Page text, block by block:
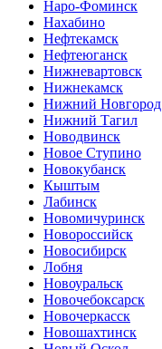
Наро-Фоминск
Нахабино
Нефтекамск
Нефтеюганск
Нижневартовск
Нижнекамск
Нижний Новгород
Нижний Тагил
Новодвинск
Новое Ступино
Новокубанск
Кыштым
Лабинск
Новомичуринск
Новороссийск
Новосибирск
Лобня
Новоуральск
Новочебоксарск
Новочеркасск
Новошахтинск